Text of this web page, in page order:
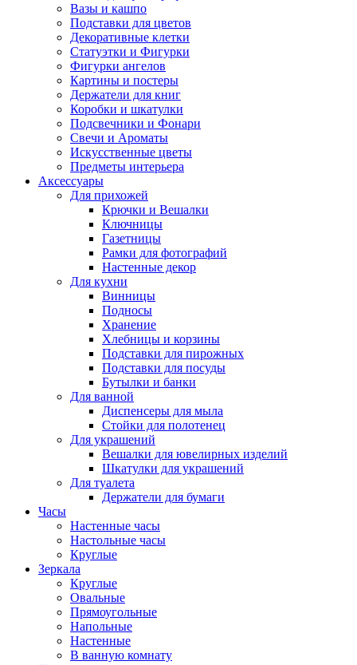
Вазы и кашпо
Подставки для цветов
Декоративные клетки
Статуэтки и Фигурки
Фигурки ангелов
Картины и постеры
Держатели для книг
Коробки и шкатулки
Подсвечники и Фонари
Свечи и Ароматы
Искусственные цветы
Предметы интерьера
Аксессуары
Для прихожей
Крючки и Вешалки
Ключницы
Газетницы
Рамки для фотографий
Настенные декор
Для кухни
Винницы
Подносы
Хранение
Хлебницы и корзины
Подставки для пирожных
Подставки для посуды
Бутылки и банки
Для ванной
Диспенсеры для мыла
Стойки для полотенец
Для украшений
Вешалки для ювелирных изделий
Шкатулки для украшений
Для туалета
Держатели для бумаги
Часы
Настенные часы
Настольные часы
Круглые
Зеркала
Круглые
Овальные
Прямоугольные
Напольные
Настенные
В ванную комнату